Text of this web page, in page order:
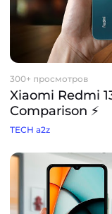
300+ просмотров
Xiaomi Redmi
Comparison ⚡
TECH a2z